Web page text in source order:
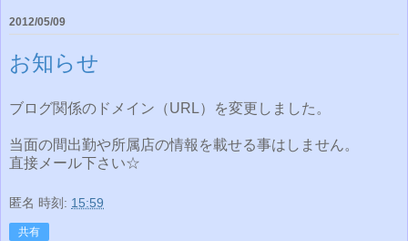
2012/05/09
お知らせ
ブログ関係のドメイン（URL）を変更しました。
当面の間出勤や所属店の情報を載せる事はしません。
直接メール下さい☆
匿名 時刻: 15:59
共有